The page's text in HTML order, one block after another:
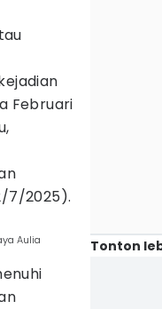
Februari
7/2025).
Aulia
Tonton